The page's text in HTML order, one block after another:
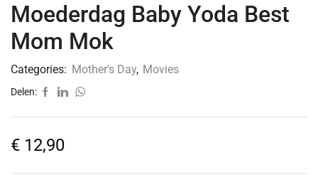
Moederdag Baby Yoda Best
Mom Mok
Categories: Mother's Day, Movies
Delen:
€ 12,90